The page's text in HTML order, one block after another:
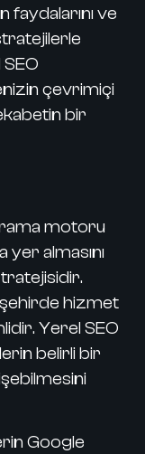
faydalarını ve
çevrimiçi
bir
motoru
yer almasını
hizmet
Yerel SEO
belirli bir
Google